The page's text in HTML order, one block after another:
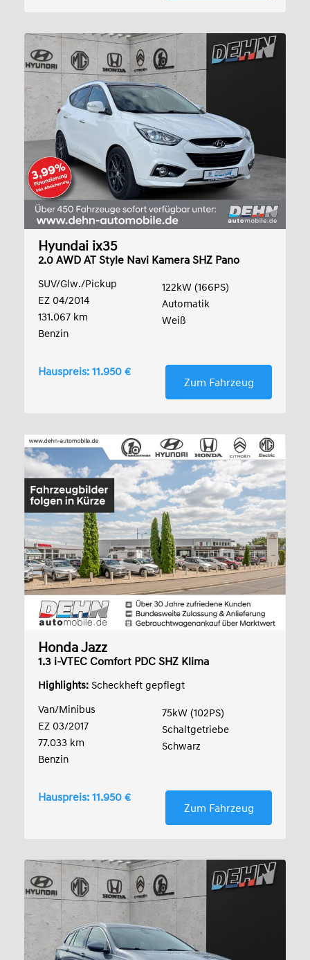
Hyundai ix35
2.0 AWD AT Style Navi Kamera SHZ Pano
SUV/Glw./Pickup
EZ 04/2014
131.067 km
Benzin
122kW (166PS)
Automatik
Weiß
Hauspreis: 11.950 €
Zum Fahrzeug
Honda Jazz
1.3 i-VTEC Comfort PDC SHZ Klima
Highlights: Scheckheft gepflegt
Van/Minibus
EZ 03/2017
77.033 km
Benzin
75kW (102PS)
Schaltgetriebe
Schwarz
Hauspreis: 11.950 €
Zum Fahrzeug